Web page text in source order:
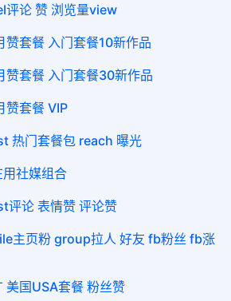
评论 赞 浏览量view
套餐 入门套餐10新作品
赞套餐 入门套餐30新作品
赞套餐 VIP
热门套餐包 reach 曝光
社媒组合
评论 表情赞 评论赞
主页粉 group拉人 好友 fb粉丝 fb涨
美国USA套餐 粉丝赞